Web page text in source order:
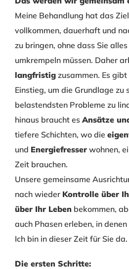
Meine Behandlung hat das
vollkommen, dauerhaft und
zu bringen, ohne dass Sie
umkrempeln müssen. Daher
langfristig zusammen. Es
Einstieg, um die Grundlage zu
belastendsten Probleme zu
hinaus braucht es Ansätze
tiefere Schichten, wo die
und Energiefresser wohnen,
Zeit brauchen.
Unsere gemeinsame
nach wieder Kontrolle über
über Ihr Leben bekommen,
auch Phasen erleben, in
Ich bin in dieser Zeit für Sie da.
Die ersten Schritte: